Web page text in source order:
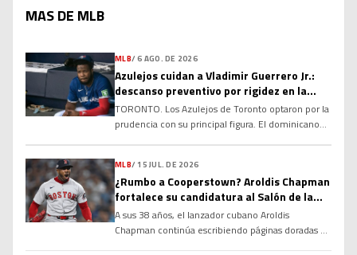
MAS DE MLB
MLB/6 AGO. DE 2026
Azulejos cuidan a Vladimir Guerrero Jr.:
descanso preventivo por rigidez en la
corva
TORONTO. Los Azulejos de Toronto optaron por la
prudencia con su principal figura. El dominicano
una rigidez en el tendón de la corva, una decisión
tomada con el objetivo de evitar que la molestia
se agrave y garantizar su […]
MLB/ 15 JUL. DE 2026
¿Rumbo a Cooperstown? Aroldis Chapman
fortalece su candidatura al Salón de la
Fama
A sus 38 años, el lanzador cubano Aroldis
Chapman continúa escribiendo páginas doradas en